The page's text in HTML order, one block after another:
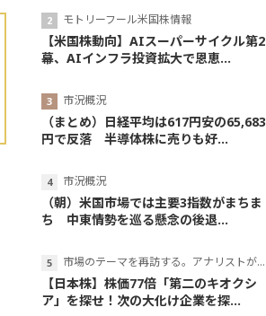
モトリーフール米国株情報
【米国株動向】AIスーパーサイクル第2
幕、AIインフラ投資拡大で恩恵...
市況概況
（まとめ）日経平均は617円安の65,683
円で反落 半導体株に売りも好...
市況概況
（朝）米国市場では主要3指数がまちま
ち 中東情勢を巡る懸念の後退...
市場のテーマを再訪する。アナリストが読み解くテーマの本質
【日本株】株価77倍「第二のキオクシ
ア」を探せ！次の大化け企業を探...